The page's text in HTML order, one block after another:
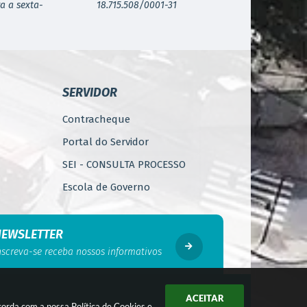
ACEITAR
a sexta- 18.715.508/0001-31
SERVIDOR
Contracheque
Portal do Servidor
SEI - CONSULTA PROCESSO
Escola de Governo
WebMail
Código de Ética do Servidor
Público
Gerência de Segurança do
Trabalho
se receba nossos informativos